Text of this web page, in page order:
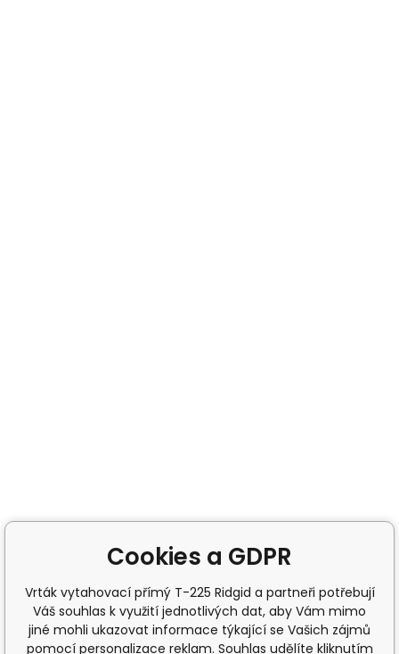
Cookies a GDPR
Vrták vytahovací přímý T-225 Ridgid a partneři potřebují
Váš souhlas k využití jednotlivých dat, aby Vám mimo
jiné mohli ukazovat informace týkající se Vašich zájmů
pomocí personalizace reklam. Souhlas udělíte kliknutím